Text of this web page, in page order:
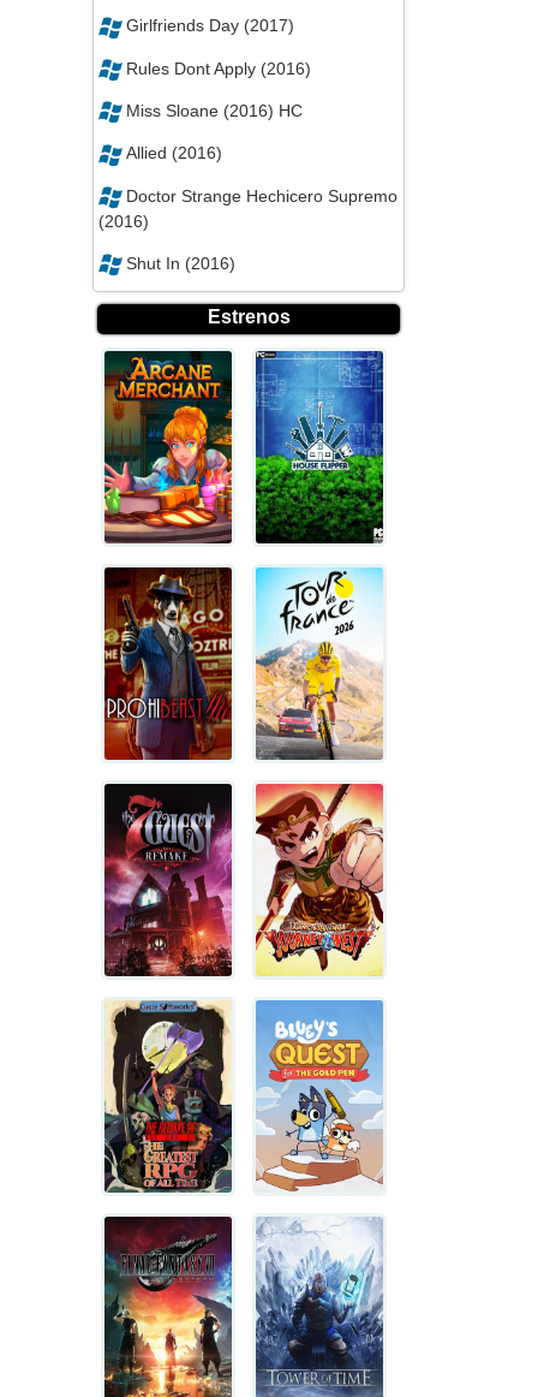
Girlfriends Day (2017)
Rules Dont Apply (2016)
Miss Sloane (2016) HC
Allied (2016)
Doctor Strange Hechicero Supremo
(2016)
Shut In (2016)
Estrenos